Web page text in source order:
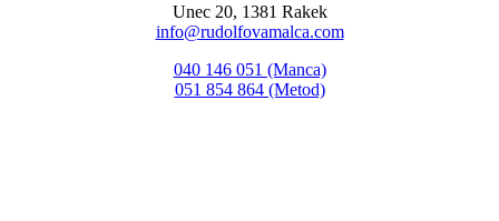
Unec 20, 1381 Rakek
info@rudolfovamalca.com
040 146 051 (Manca)
051 854 864 (Metod)